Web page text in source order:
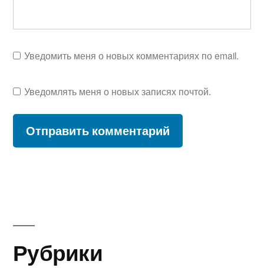
Уведомить меня о новых комментариях по email.
Уведомлять меня о новых записях почтой.
Рубрики